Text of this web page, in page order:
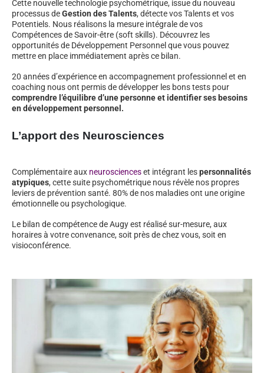
Cette nouvelle technologie psychométrique, issue du nouveau
processus deGestion des Talents, détecte vos Talents et vos
Potentiels. Nous réalisons la mesure intégrale de vos
Compétences de Savoir-être (soft skills). Découvrez les
opportunités de Développement Personnel que vous pouvez
mettre en place immédiatement après ce bilan.
20 années d’expérience en accompagnement professionnel et en
coaching nous ont permis de développer les bons tests pour
comprendre l’équilibre d’une personne et identifier ses besoins
en développement personnel.
L’apport des Neurosciences
Complémentaire aux neuroscienceset intégrant lespersonnalités
atypiques, cette suite psychométrique nous révèle nos propres
leviers de prévention santé. 80% de nos maladies ont une origine
émotionnelle ou psychologique.
Le bilan de compétence de Augy est réalisé sur-mesure, aux
horaires à votre convenance, soit près de chez vous, soit en
visioconférence.